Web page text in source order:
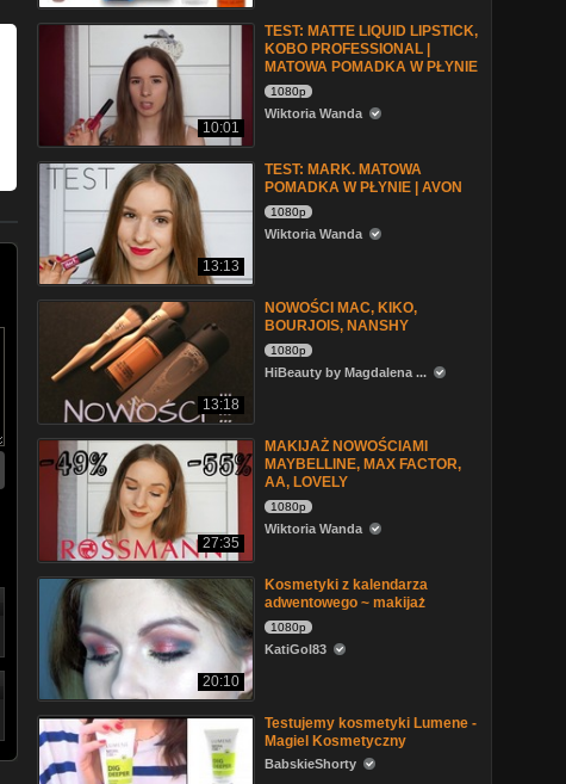
10:01
TEST: MATTE LIQUID LIPSTICK,
KOBO PROFESSIONAL |
MATOWA POMADKA W PŁYNIE
1080p
Wiktoria Wanda
13:13
TEST: MARK. MATOWA
POMADKA W PŁYNIE | AVON
1080p
Wiktoria Wanda
13:18
NOWOŚCI MAC, KIKO,
BOURJOIS, NANSHY
1080p
HiBeauty by Magdalena ...
27:35
MAKIJAŻ NOWOŚCIAMI
MAYBELLINE, MAX FACTOR,
AA, LOVELY
1080p
Wiktoria Wanda
20:10
Kosmetyki z kalendarza
adwentowego ~ makijaż
1080p
KatiGol83
Testujemy kosmetyki Lumene -
Magiel Kosmetyczny
BabskieShorty